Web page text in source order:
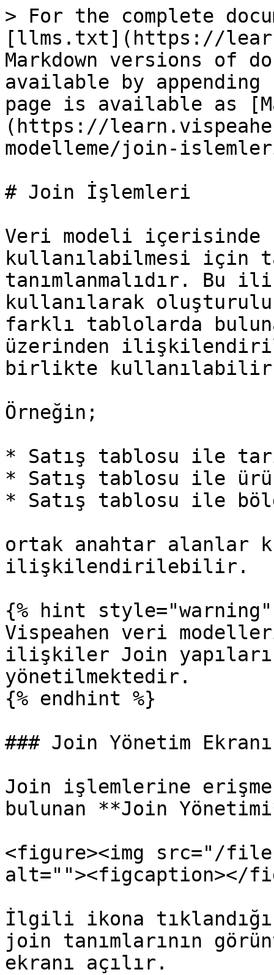
> For the complete
[llms.txt](https://
Markdown versions of
available by
page is available as
(https://
modelleme/join-
# Join İşlemleri
Veri modeli
kullanılabilmesi için
tanımlanmalıdır. Bu
kullanılarak
farklı tablolarda
üzerinden
birlikte
Örneğin;
* Satış tablosu ile
* Satış tablosu ile
* Satış tablosu ile
ortak anahtar alanlar
ilişkilendirilebilir.
{% hint style="warning"
Vispeahen veri
ilişkiler Join yapıları
yönetilmektedir.
{% endhint %}
### Join Yönetim Ekranı
Join işlemlerine
bulunan **Join
<figure><img src="/
alt=""><figcaption></
İlgili ikona
join tanımlarının
ekranı açılır.